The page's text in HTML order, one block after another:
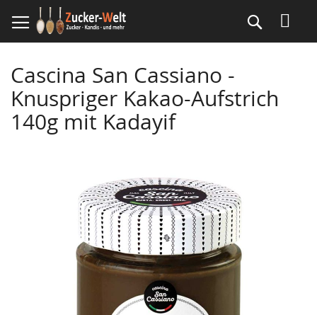
zum
Inhalt
Suche
Cascina San Cassiano -
Knuspriger Kakao-Aufstrich
140g mit Kadayif